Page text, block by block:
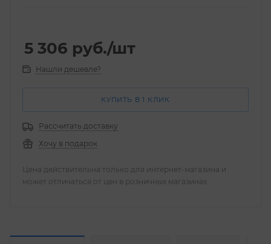
5 306 руб./шт
Нашли дешевле?
КУПИТЬ В 1 КЛИК
Рассчитать доставку
Хочу в подарок
Цена действительна только для интернет-магазина и
может отличаться от цен в розничных магазинах